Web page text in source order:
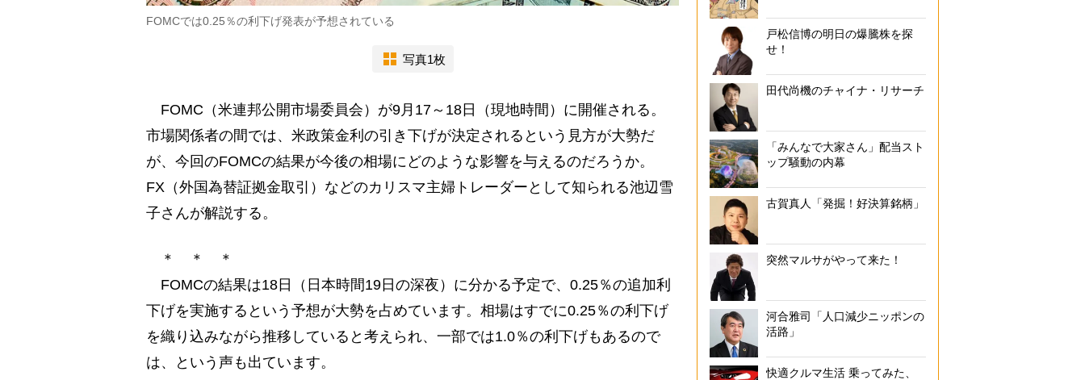
FOMCでは0.25％の利下げ発表が予想されている
写真1枚
FOMC（米連邦公開市場委員会）が9月17～18日（現地時間）に開催される。
市場関係者の間では、米政策金利の引き下げが決定されるという見方が大勢だ
が、今回のFOMCの結果が今後の相場にどのような影響を与えるのだろうか。
FX（外国為替証拠金取引）などのカリスマ主婦トレーダーとして知られる池辺雪
子さんが解説する。
＊ ＊ ＊
FOMCの結果は18日（日本時間19日の深夜）に分かる予定で、0.25％の追加利
下げを実施するという予想が大勢を占めています。相場はすでに0.25％の利下げ
を織り込みながら推移していると考えられ、一部では1.0％の利下げもあるので
は、という声も出ています。
戸松信博の明日の爆騰株を探
せ！
田代尚機のチャイナ・リサーチ
「みんなで大家さん」配当スト
ップ騒動の内幕
古賀真人「発掘！好決算銘柄」
突然マルサがやって来た！
河合雅司「人口減少ニッポンの
活路」
快適クルマ生活 乗ってみた、